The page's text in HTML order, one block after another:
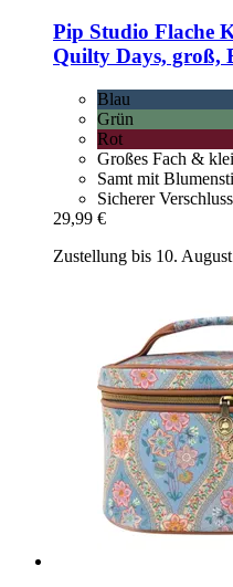
Pip Studio Flache
Quilty Days, groß,
Blau
Grün
Rot
Großes Fach &
Samt mit
Sicherer Verschluss
29,99 €
Zustellung bis 10. August